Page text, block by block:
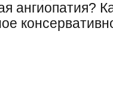
ангиопатия?